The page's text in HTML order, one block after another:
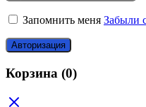
Запомнить меня Забыли
Авторизация
Корзина (0)